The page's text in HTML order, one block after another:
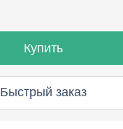
Купить
Быстрый заказ